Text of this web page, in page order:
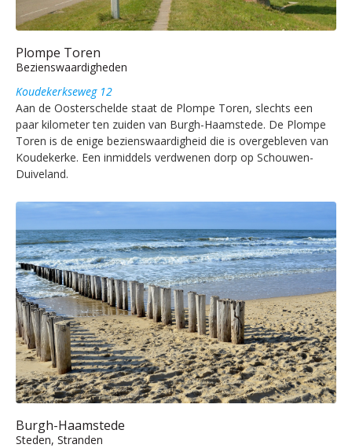
Plompe Toren
Bezienswaardigheden
Koudekerkseweg 12
Aan de Oosterschelde staat de Plompe Toren, slechts een
paar kilometer ten zuiden van Burgh-Haamstede. De Plompe
Toren is de enige bezienswaardigheid die is overgebleven van
Koudekerke. Een inmiddels verdwenen dorp op Schouwen-
Duiveland.
Burgh-Haamstede
Steden, Stranden